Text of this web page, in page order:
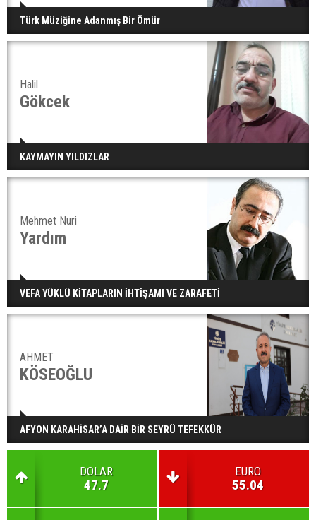
Türk Müziğine Adanmış Bir Ömür
Halil
Gökcek
KAYMAYIN YILDIZLAR
Mehmet Nuri
Yardım
VEFA YÜKLÜ KİTAPLARIN İHTİŞAMI VE ZARAFETİ
AHMET
KÖSEOĞLU
AFYON KARAHİSAR’A DAİR BİR SEYRÜ TEFEKKÜR
DOLAR
47.7
EURO
55.04